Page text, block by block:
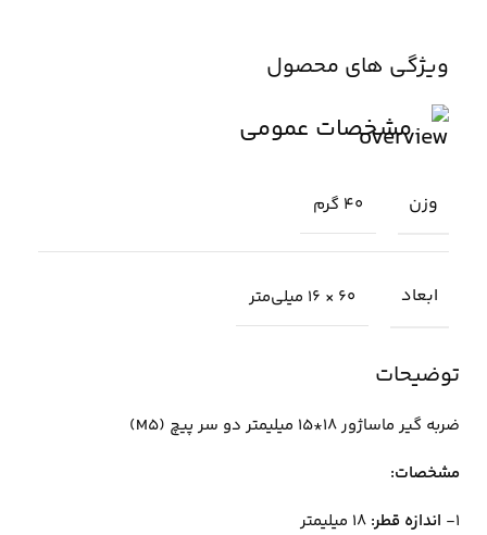
توضیحات
ضربه گیر ماساژور 18*15 میلیمتر دو سر پیچ (M5)
مشخصات:
1-
اندازه قطر:
ویژگی های محصول
مشخصات عمومی
وزن 40 گرم
ابعاد 60 × 16 میلی‌متر